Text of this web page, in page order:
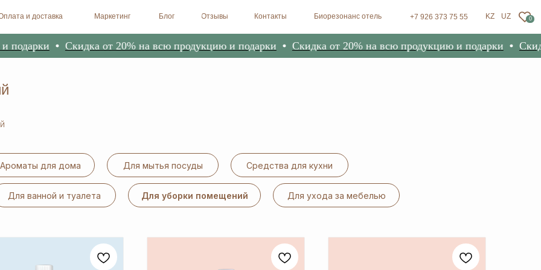
Маркетинг Блог Контакты Биорезонанс отель
Отзывы KZ UZ
+7 926 373 75 55 0
Скидка от 20% на всю продукцию и подарки Скидка от 20% на всю продукцию и подарки
Для уборки помещений Для ухода за мебелью
Для мытья посуды
Для ванной и туалета
Средства для кухни
Ароматы для дома